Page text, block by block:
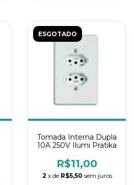
ESGOTADO
Tomada Interna Dupla
10A 250V Ilumi Pratika
R$11,00
2 x de R$5,50 sem juros